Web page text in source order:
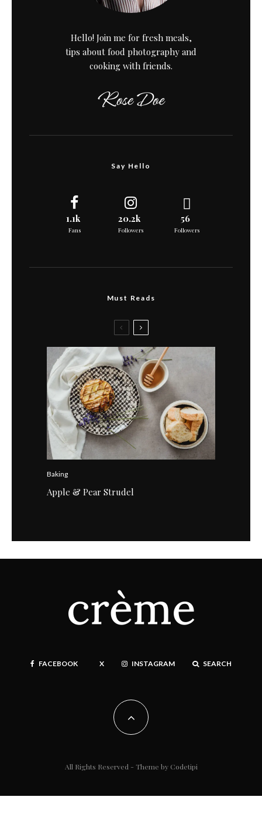
Hello! Join me for fresh meals,
tips about food photography and
cooking with friends.
Say Hello
1.1k
Fans
20.2k
Followers
56
Followers
Must Reads
Baking
Apple & Pear Strudel
FACEBOOK X INSTAGRAM SEARCH
All Rights Reserved - Theme by Codetipi